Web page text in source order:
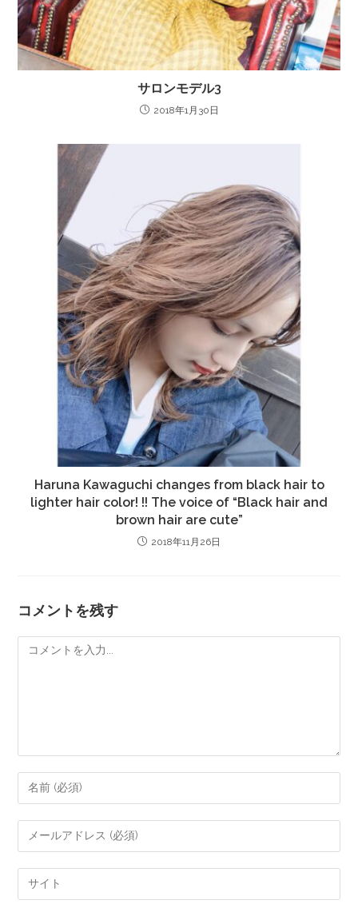
サロンモデル3
2018年1月30日
Haruna Kawaguchi changes from black hair to
lighter hair color! !! The voice of “Black hair and
brown hair are cute”
2018年11月26日
コメントを残す